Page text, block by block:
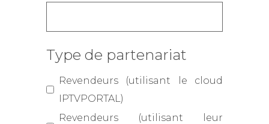
Type de partenariat
Revendeurs (utilisant le cloud
IPTVPORTAL)
Revendeurs (utilisant leur